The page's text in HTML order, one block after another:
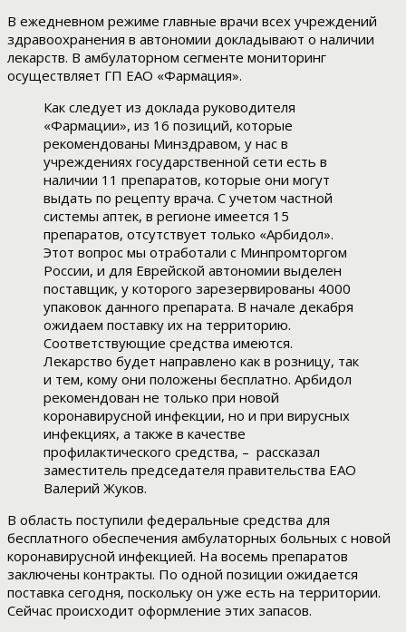
В ежедневном режиме главные врачи всех учреждений
здравоохранения в автономии докладывают о наличии
лекарств. В амбулаторном сегменте мониторинг
осуществляет ГП ЕАО «Фармация».
Как следует из доклада руководителя
«Фармации», из 16 позиций, которые
рекомендованы Минздравом, у нас в
учреждениях государственной сети есть в
наличии 11 препаратов, которые они могут
выдать по рецепту врача. С учетом частной
системы аптек, в регионе имеется 15
препаратов, отсутствует только «Арбидол».
Этот вопрос мы отработали с Минпромторгом
России, и для Еврейской автономии выделен
поставщик, у которого зарезервированы 4000
упаковок данного препарата. В начале декабря
ожидаем поставку их на территорию.
Соответствующие средства имеются.
Лекарство будет направлено как в розницу, так
и тем, кому они положены бесплатно. Арбидол
рекомендован не только при новой
коронавирусной инфекции, но и при вирусных
инфекциях, а также в качестве
профилактического средства, – рассказал
заместитель председателя правительства ЕАО
Валерий Жуков.
В область поступили федеральные средства для
бесплатного обеспечения амбулаторных больных с новой
коронавирусной инфекцией. На восемь препаратов
заключены контракты. По одной позиции ожидается
поставка сегодня, поскольку он уже есть на территории.
Сейчас происходит оформление этих запасов.